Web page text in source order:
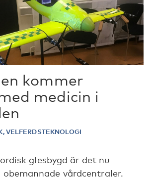
kommer
medicin i
VELFERDSTEKNOLOGI
glesbygd är det nu
vårdcentraler.